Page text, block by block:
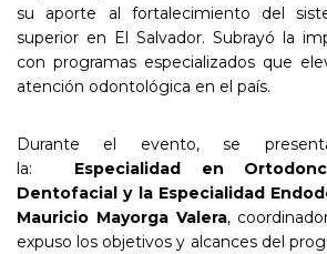
su aporte al fortalecimiento del
superior en El Salvador. Subrayó la
con programas especializados que
atención odontológica en el país.
Durante el evento, se
la: Especialidad en
Dentofacial y la Especialidad
Mauricio Mayorga Valera,
expuso los objetivos y alcances del